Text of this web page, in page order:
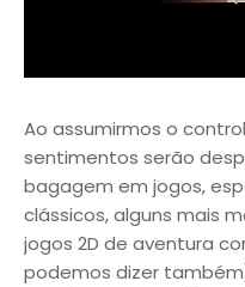
Ao assumirmos o
sentimentos serão
bagagem em jogos,
clássicos, alguns mais
jogos 2D de aventura
podemos dizer